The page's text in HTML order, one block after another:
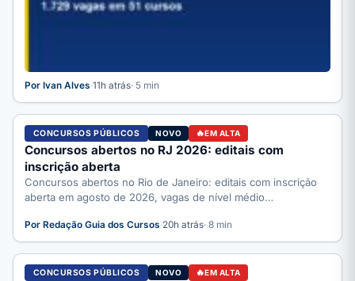
Por Ivan Alves·11h atrás· 5 min
CONCURSOS PÚBLICOS NOVO EM ALTA
Concursos abertos no RJ 2026: editais com
inscrição aberta
Concursos abertos no Rio de Janeiro: editais com inscrição
aberta em agosto de 2026, vagas de nível médio…
Por Redação Guia dos Cursos·20h atrás· 8 min
CONCURSOS PÚBLICOS NOVO EM ALTA